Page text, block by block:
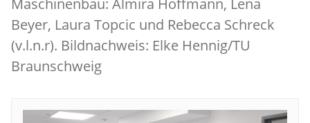
Beyer, Laura Topcic und Rebecca Schreck
(v.l.n.r). Bildnachweis: Elke Hennig/TU
Braunschweig